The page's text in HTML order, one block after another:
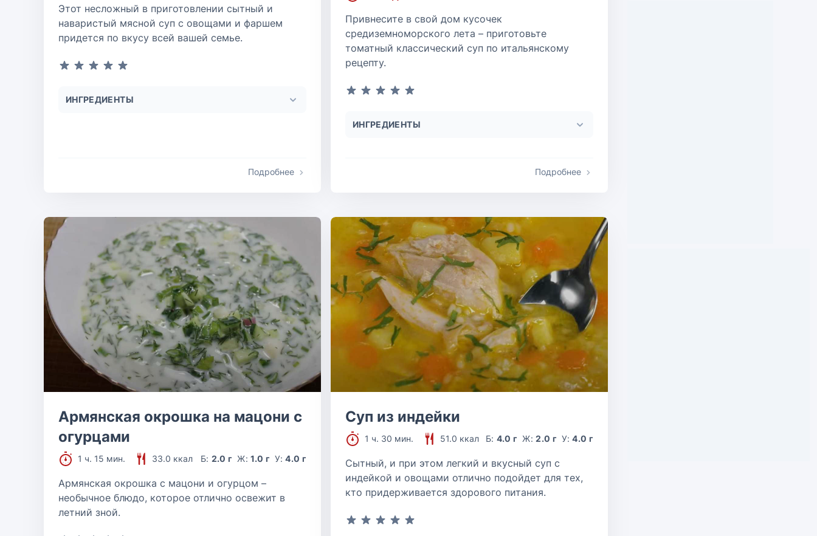
Этот несложный в приготовлении сытный и
наваристый мясной суп с овощами и фаршем
придется по вкусу всей вашей семье.
ИНГРЕДИЕНТЫ
Подробнее
Привнесите в свой дом кусочек
средиземноморского лета – приготовьте
томатный классический суп по итальянскому
рецепту.
ИНГРЕДИЕНТЫ
Подробнее
Армянская окрошка на мацони с
огурцами
1 ч. 15 мин. 33.0 ккал Б: 2.0 г Ж:1.0 г У:4.0 г
Армянская окрошка с мацони и огурцом –
необычное блюдо, которое отлично освежит в
летний зной.
Суп из индейки
1 ч. 30 мин. 51.0 ккал Б: 4.0 г Ж:2.0 г У:4.0 г
Сытный, и при этом легкий и вкусный суп с
индейкой и овощами отлично подойдет для тех,
кто придерживается здорового питания.